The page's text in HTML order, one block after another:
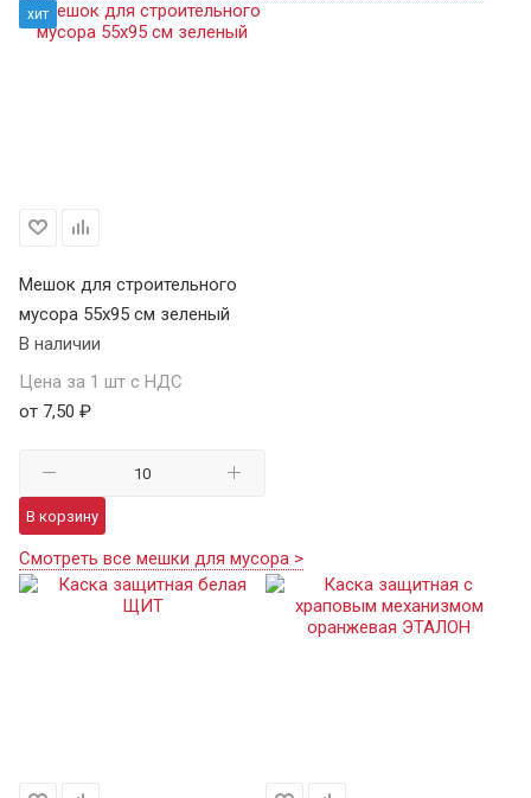
хит
Мешок для строительного
мусора 55х95 см зеленый
В наличии
Цена за 1 шт с НДС
от 7,50 ₽
В корзину
Смотреть все мешки для мусора >